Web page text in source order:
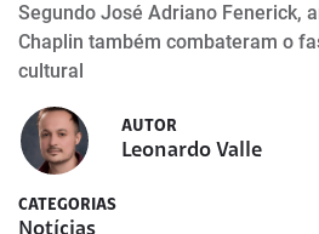
Segundo José Adriano Fenerick,
Chaplin também combateram o
cultural
AUTOR
Leonardo Valle
CATEGORIAS